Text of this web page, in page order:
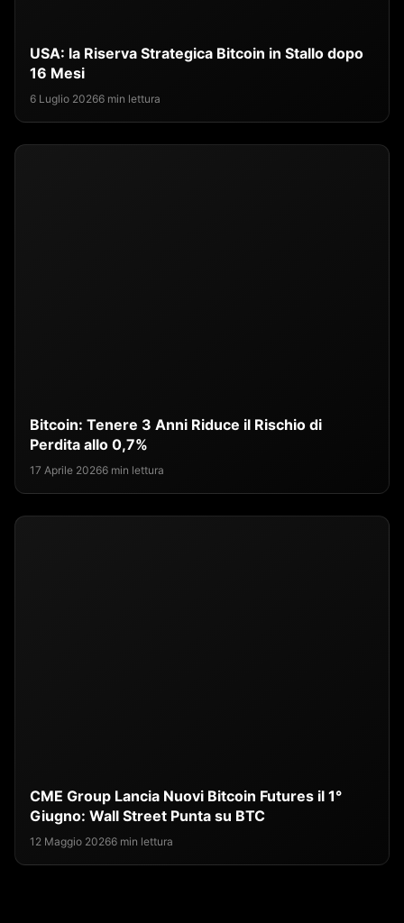
USA: la Riserva Strategica Bitcoin in Stallo dopo
16 Mesi
6 Luglio 20266 min lettura
Bitcoin: Tenere 3 Anni Riduce il Rischio di
Perdita allo 0,7%
17 Aprile 20266 min lettura
CME Group Lancia Nuovi Bitcoin Futures il 1°
Giugno: Wall Street Punta su BTC
12 Maggio 20266 min lettura